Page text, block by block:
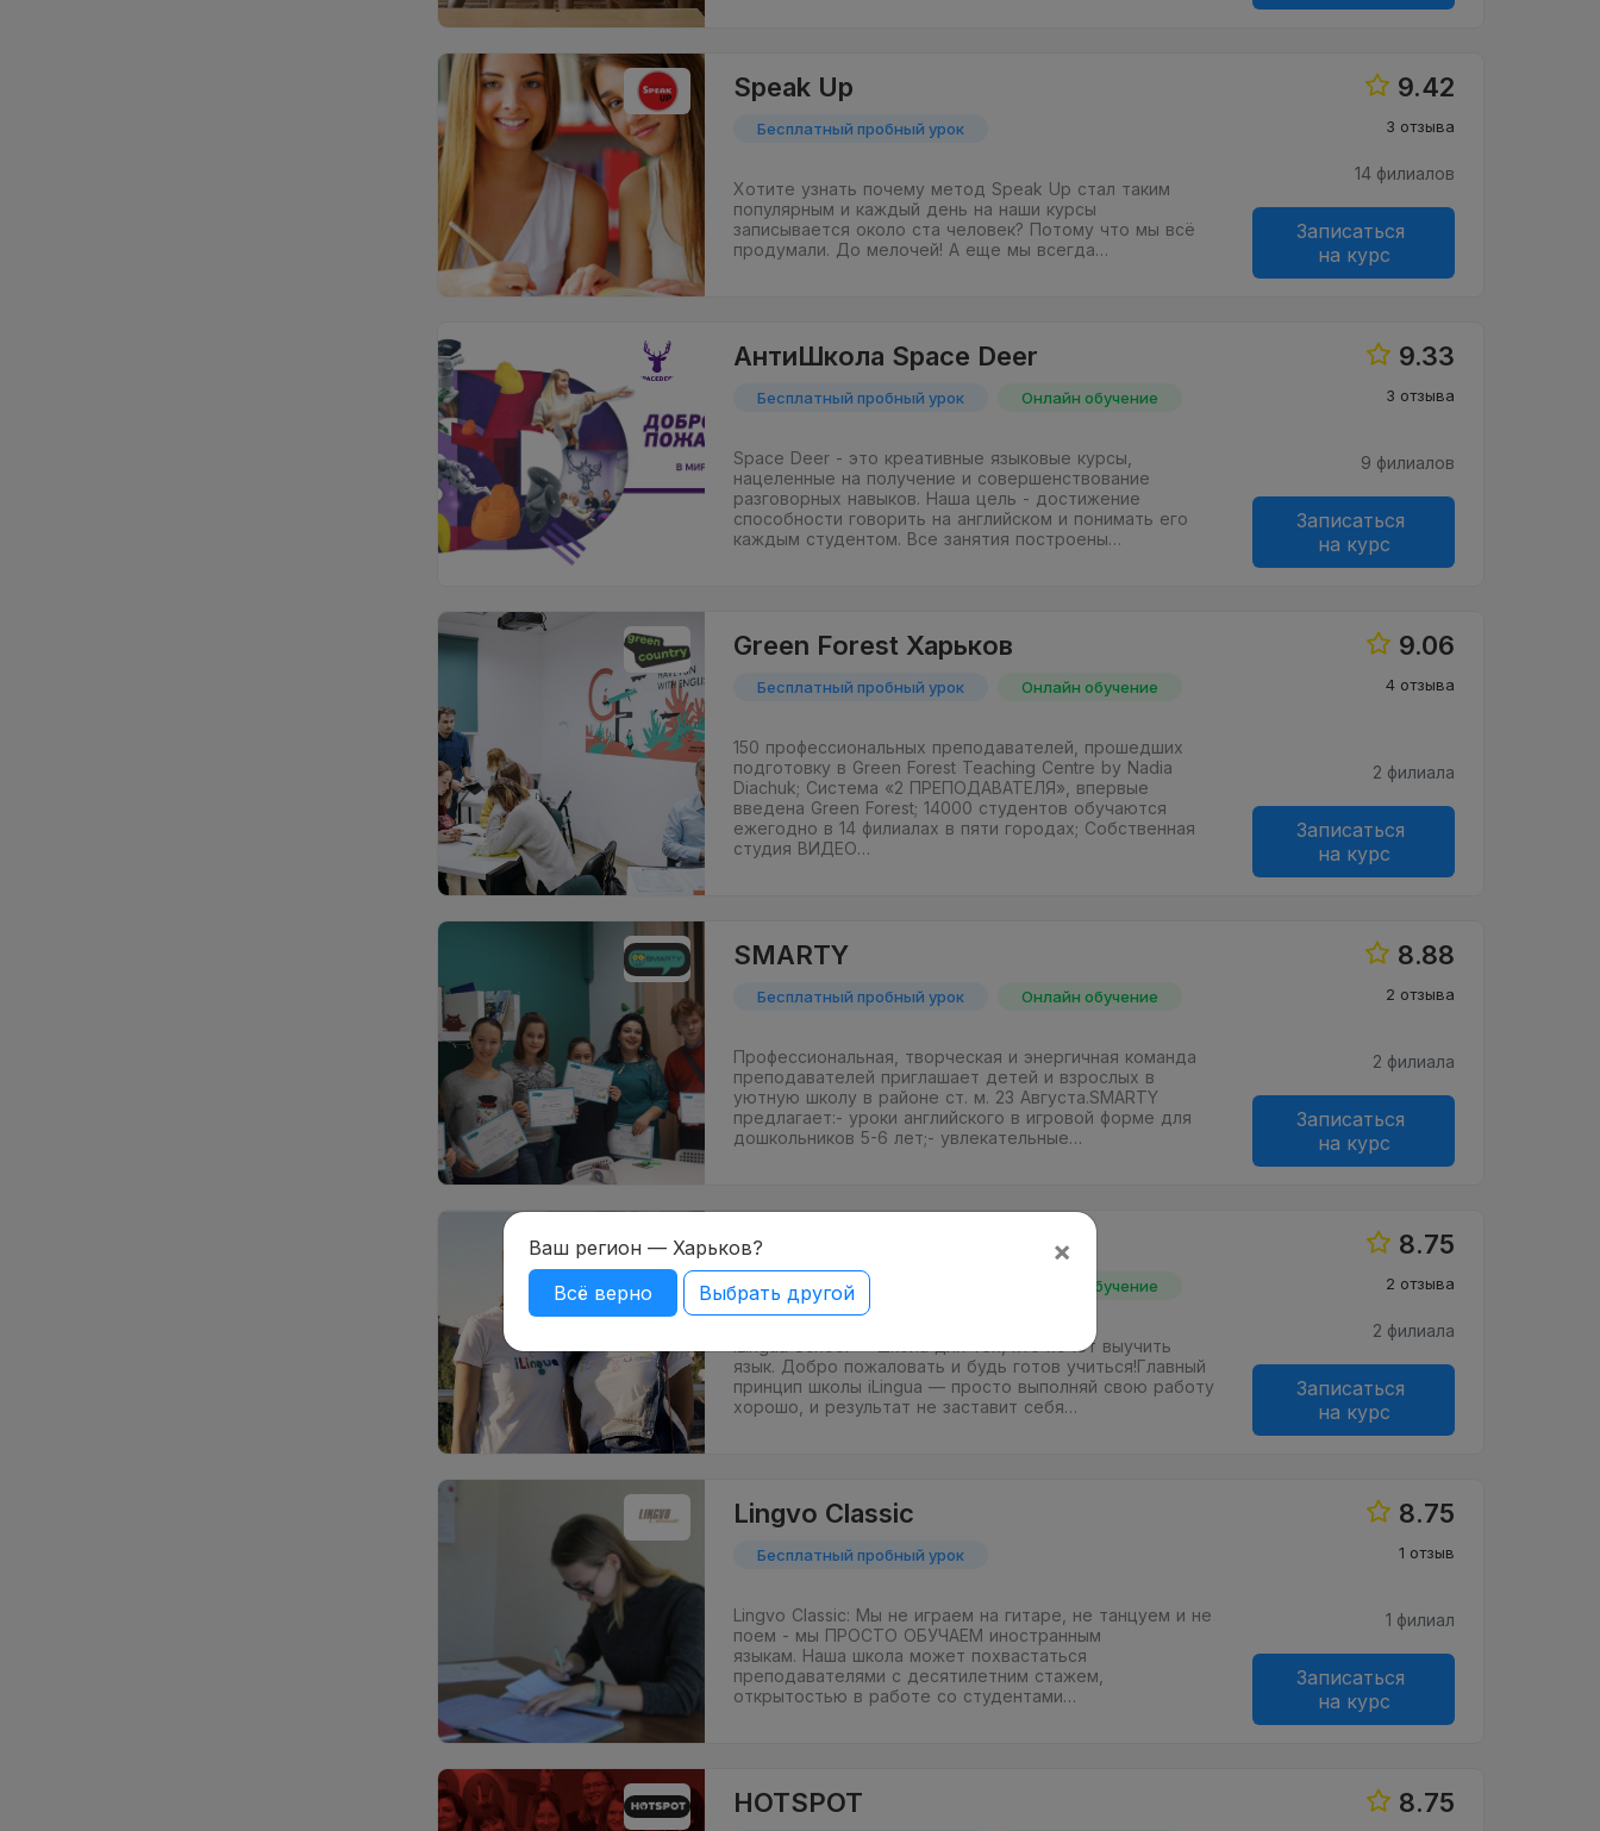
Speak Up
Бесплатный пробный урок
Хотите узнать почему метод Speak Up стал таким
популярным и каждый день на наши курсы
записывается около ста человек? Потому что мы всё
продумали. До мелочей! А еще мы всегда…
9.42
3 отзыва
14 филиалов
Записаться
на курс
АнтиШкола Space Deer
Бесплатный пробный урок Онлайн обучение
Space Deer - это креативные языковые курсы,
нацеленные на получение и совершенствование
разговорных навыков. Наша цель - достижение
способности говорить на английском и понимать его
каждым студентом. Все занятия построены…
9.33
3 отзыва
9 филиалов
Записаться
на курс
Green Forest Харьков
Бесплатный пробный урок Онлайн обучение
150 профессиональных преподавателей, прошедших
подготовку в Green Forest Teaching Centre by Nadia
Diachuk; Система «2 ПРЕПОДАВАТЕЛЯ», впервые
введена Green Forest; 14000 студентов обучаются
ежегодно в 14 филиалах в пяти городах; Собственная
студия ВИДЕО…
9.06
4 отзыва
2 филиала
Записаться
на курс
SMARTY
Бесплатный пробный урок Онлайн обучение
Профессиональная, творческая и энергичная команда
преподавателей приглашает детей и взрослых в
уютную школу в районе ст. м. 23 Августа.SMARTY
предлагает:- уроки английского в игровой форме для
дошкольников 5-6 лет;- увлекательные…
8.88
2 отзыва
2 филиала
Записаться
на курс
iLingua School
Бесплатный пробный урок Онлайн обучение
iLingua School — школа для тех, кто хочет выучить
язык. Добро пожаловать и будь готов учиться!Главный
принцип школы iLingua — просто выполняй свою работу
хорошо, и результат не заставит себя…
8.75
2 отзыва
2 филиала
Записаться
на курс
Lingvo Classic
Бесплатный пробный урок
Lingvo Classic: Мы не играем на гитаре, не танцуем и не
поем - мы ПРОСТО ОБУЧАЕМ иностранным
языкам. Наша школа может похвастаться
преподавателями с десятилетним стажем,
открытостью в работе со студентами…
8.75
1 отзыв
1 филиал
Записаться
на курс
HOTSPOT 8.75
×
Ваш регион — Харьков?
Всё верно
Выбрать другой